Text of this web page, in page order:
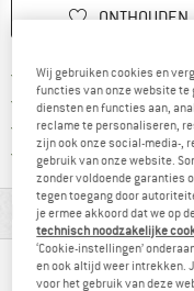
ONTHOUDEN
Gratis verzending
100 dagen
> 4.000.000
Alle artikelen in
Wij gebruiken cookies en
functies van onze website te
diensten en functies aan,
reclame te personaliseren,
zijn ook onze social-media-,
gebruik van onze website.
zonder voldoende garanties
tegen toegang door
je ermee akkoord dat we op
technisch noodzakelijke
‘Cookie-instellingen’
en ook altijd weer intrekken.
voor het gebruik van deze